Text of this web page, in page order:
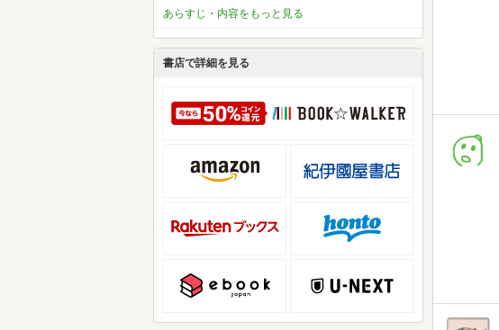
あらすじ・内容をもっと見る
書店で詳細を見る